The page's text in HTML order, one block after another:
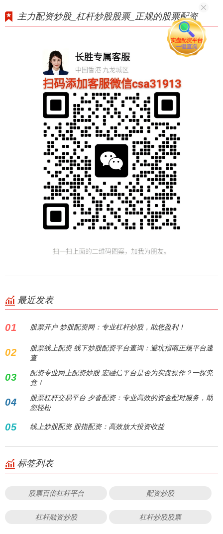
主力配资炒股_杠杆炒股股票_正规的股票配资
最近发表
01 股票开户 炒股配资网：专业杠杆炒股，助您盈利！
02
股票线上配资 线下炒股配资平台查询：避坑指南正规平台速
查
03
配资专业网上配资炒股 宏融信平台是否为实盘操作？一探究
竟！
04
股票杠杆交易平台 夕沓配资：专业高效的资金配对服务，助
您轻松
05 线上炒股配资 股指配资：高效放大投资收益
标签列表
股票百倍杠杆平台 配资炒股
杠杆融资炒股 杠杆炒股股票